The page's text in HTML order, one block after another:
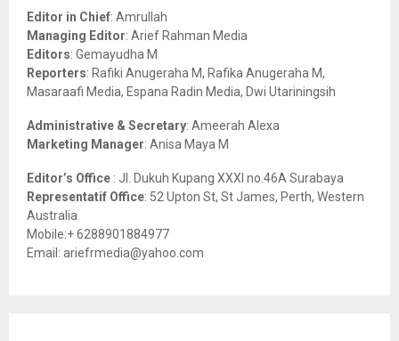
o
r
:
Editor in Chief: Amrullah
Managing Editor: Arief Rahman Media
Editors: Gemayudha M
Reporters: Rafiki Anugeraha M, Rafika Anugeraha M,
Masaraafi Media, Espana Radin Media, Dwi Utariningsih
Administrative & Secretary: Ameerah Alexa
Marketing Manager: Anisa Maya M
Editor’s Office : Jl. Dukuh Kupang XXXI no.46A Surabaya
Representatif Office: 52 Upton St, St James, Perth, Western
Australia
Mobile:+ 6288901884977
Email: ariefrmedia@yahoo.com